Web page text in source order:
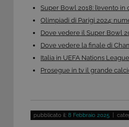
Super Bowl 2018: l’evento in
Olimpiadi di Parigi 2024:
Dove vedere il Super Bowl
Dove vedere la finale di
Italia in UEFA Nations
Prosegue in tv il grande
pubblicato il: 8 Febbraio 2025 |